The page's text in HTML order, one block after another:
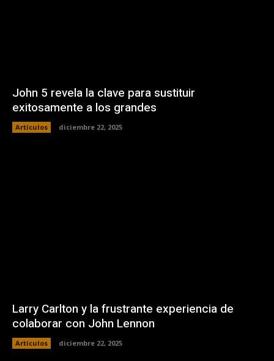
John 5 revela la clave para sustituir
exitosamente a los grandes
Artículos diciembre 22, 2025
Larry Carlton y la frustrante experiencia de
colaborar con John Lennon
Artículos diciembre 22, 2025